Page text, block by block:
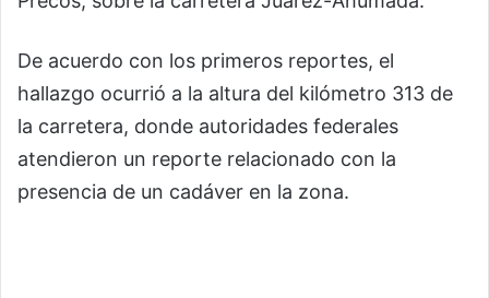
De acuerdo con los primeros reportes, el
hallazgo ocurrió a la altura del kilómetro 313 de
la carretera, donde autoridades federales
atendieron un reporte relacionado con la
presencia de un cadáver en la zona.